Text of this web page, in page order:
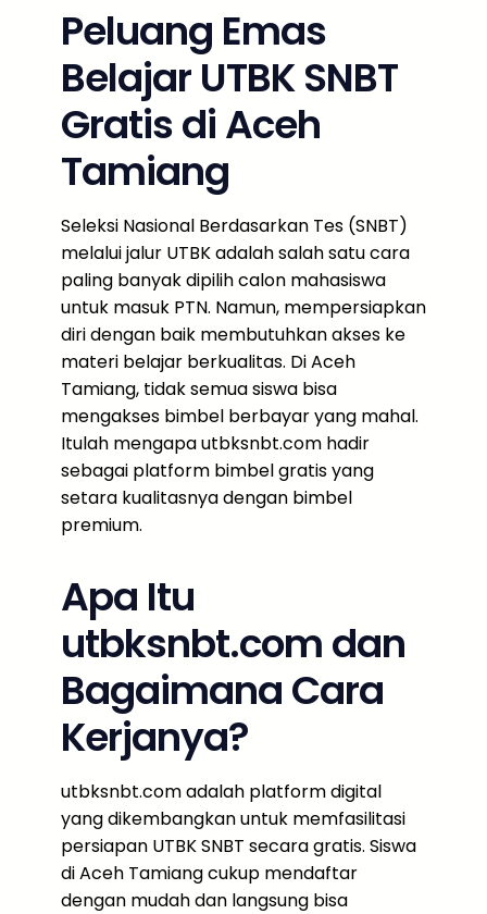
Peluang Emas
Belajar UTBK SNBT
Gratis di Aceh
Tamiang
Seleksi Nasional Berdasarkan Tes (SNBT)
melalui jalur UTBK adalah salah satu cara
paling banyak dipilih calon mahasiswa
untuk masuk PTN. Namun, mempersiapkan
diri dengan baik membutuhkan akses ke
materi belajar berkualitas. Di Aceh
Tamiang, tidak semua siswa bisa
mengakses bimbel berbayar yang mahal.
Itulah mengapa utbksnbt.com hadir
sebagai platform bimbel gratis yang
setara kualitasnya dengan bimbel
premium.
Apa Itu
utbksnbt.com dan
Bagaimana Cara
Kerjanya?
utbksnbt.com adalah platform digital
yang dikembangkan untuk memfasilitasi
persiapan UTBK SNBT secara gratis. Siswa
di Aceh Tamiang cukup mendaftar
dengan mudah dan langsung bisa